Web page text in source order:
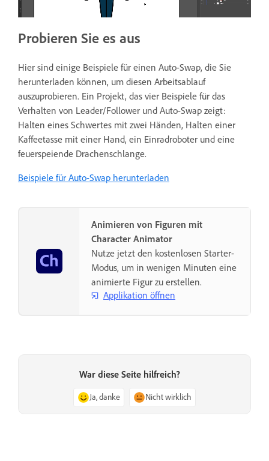
Probieren Sie es aus
Hier sind einige Beispiele für einen Auto-Swap, die Sie
herunterladen können, um diesen Arbeitsablauf
auszuprobieren. Ein Projekt, das vier Beispiele für das
Verhalten von Leader/Follower und Auto-Swap zeigt:
Halten eines Schwertes mit zwei Händen, Halten einer
Kaffeetasse mit einer Hand, ein Einradroboter und eine
feuerspeiende Drachenschlange.
Beispiele für Auto-Swap herunterladen
Animieren von Figuren mit
Character Animator
Nutze jetzt den kostenlosen Starter-
Modus, um in wenigen Minuten eine
animierte Figur zu erstellen.
Applikation öffnen
War diese Seite hilfreich?
Ja, danke Nicht wirklich